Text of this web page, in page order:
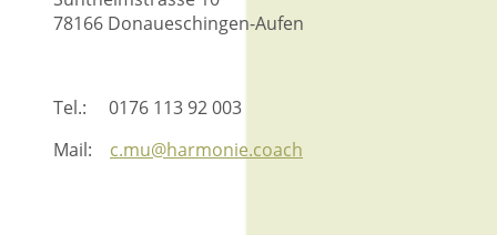
78166 Donaueschingen-Aufen
Tel.: 0176 113 92 003
Mail: c.mu@harmonie.coach